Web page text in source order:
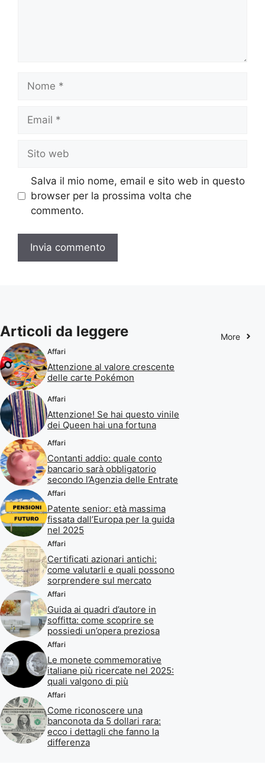
Nome
Email
Sito
web
Salva il mio nome, email e sito web in questo
browser per la prossima volta che
commento.
Articoli da leggere More
Affari
Attenzione al valore crescente
delle carte Pokémon
Affari
Attenzione! Se hai questo vinile
dei Queen hai una fortuna
Affari
Contanti addio: quale conto
bancario sarà obbligatorio
secondo l’Agenzia delle Entrate
Affari
Patente senior: età massima
fissata dall’Europa per la guida
nel 2025
Affari
Certificati azionari antichi:
come valutarli e quali possono
sorprendere sul mercato
Affari
Guida ai quadri d’autore in
soffitta: come scoprire se
possiedi un’opera preziosa
Affari
Le monete commemorative
italiane più ricercate nel 2025:
quali valgono di più
Affari
Come riconoscere una
banconota da 5 dollari rara:
ecco i dettagli che fanno la
differenza